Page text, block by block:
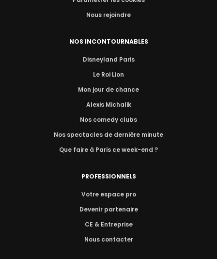
Nous rejoindre
NOS INCONTOURNABLES
Disneyland Paris
Le Roi Lion
Mon jour de chance
Alexis Michalik
Nos comedy clubs
Nos spectacles de dernière minute
Que faire à Paris ce week-end ?
PROFESSIONNELS
Votre espace pro
Devenir partenaire
CE & Entreprise
Nous contacter